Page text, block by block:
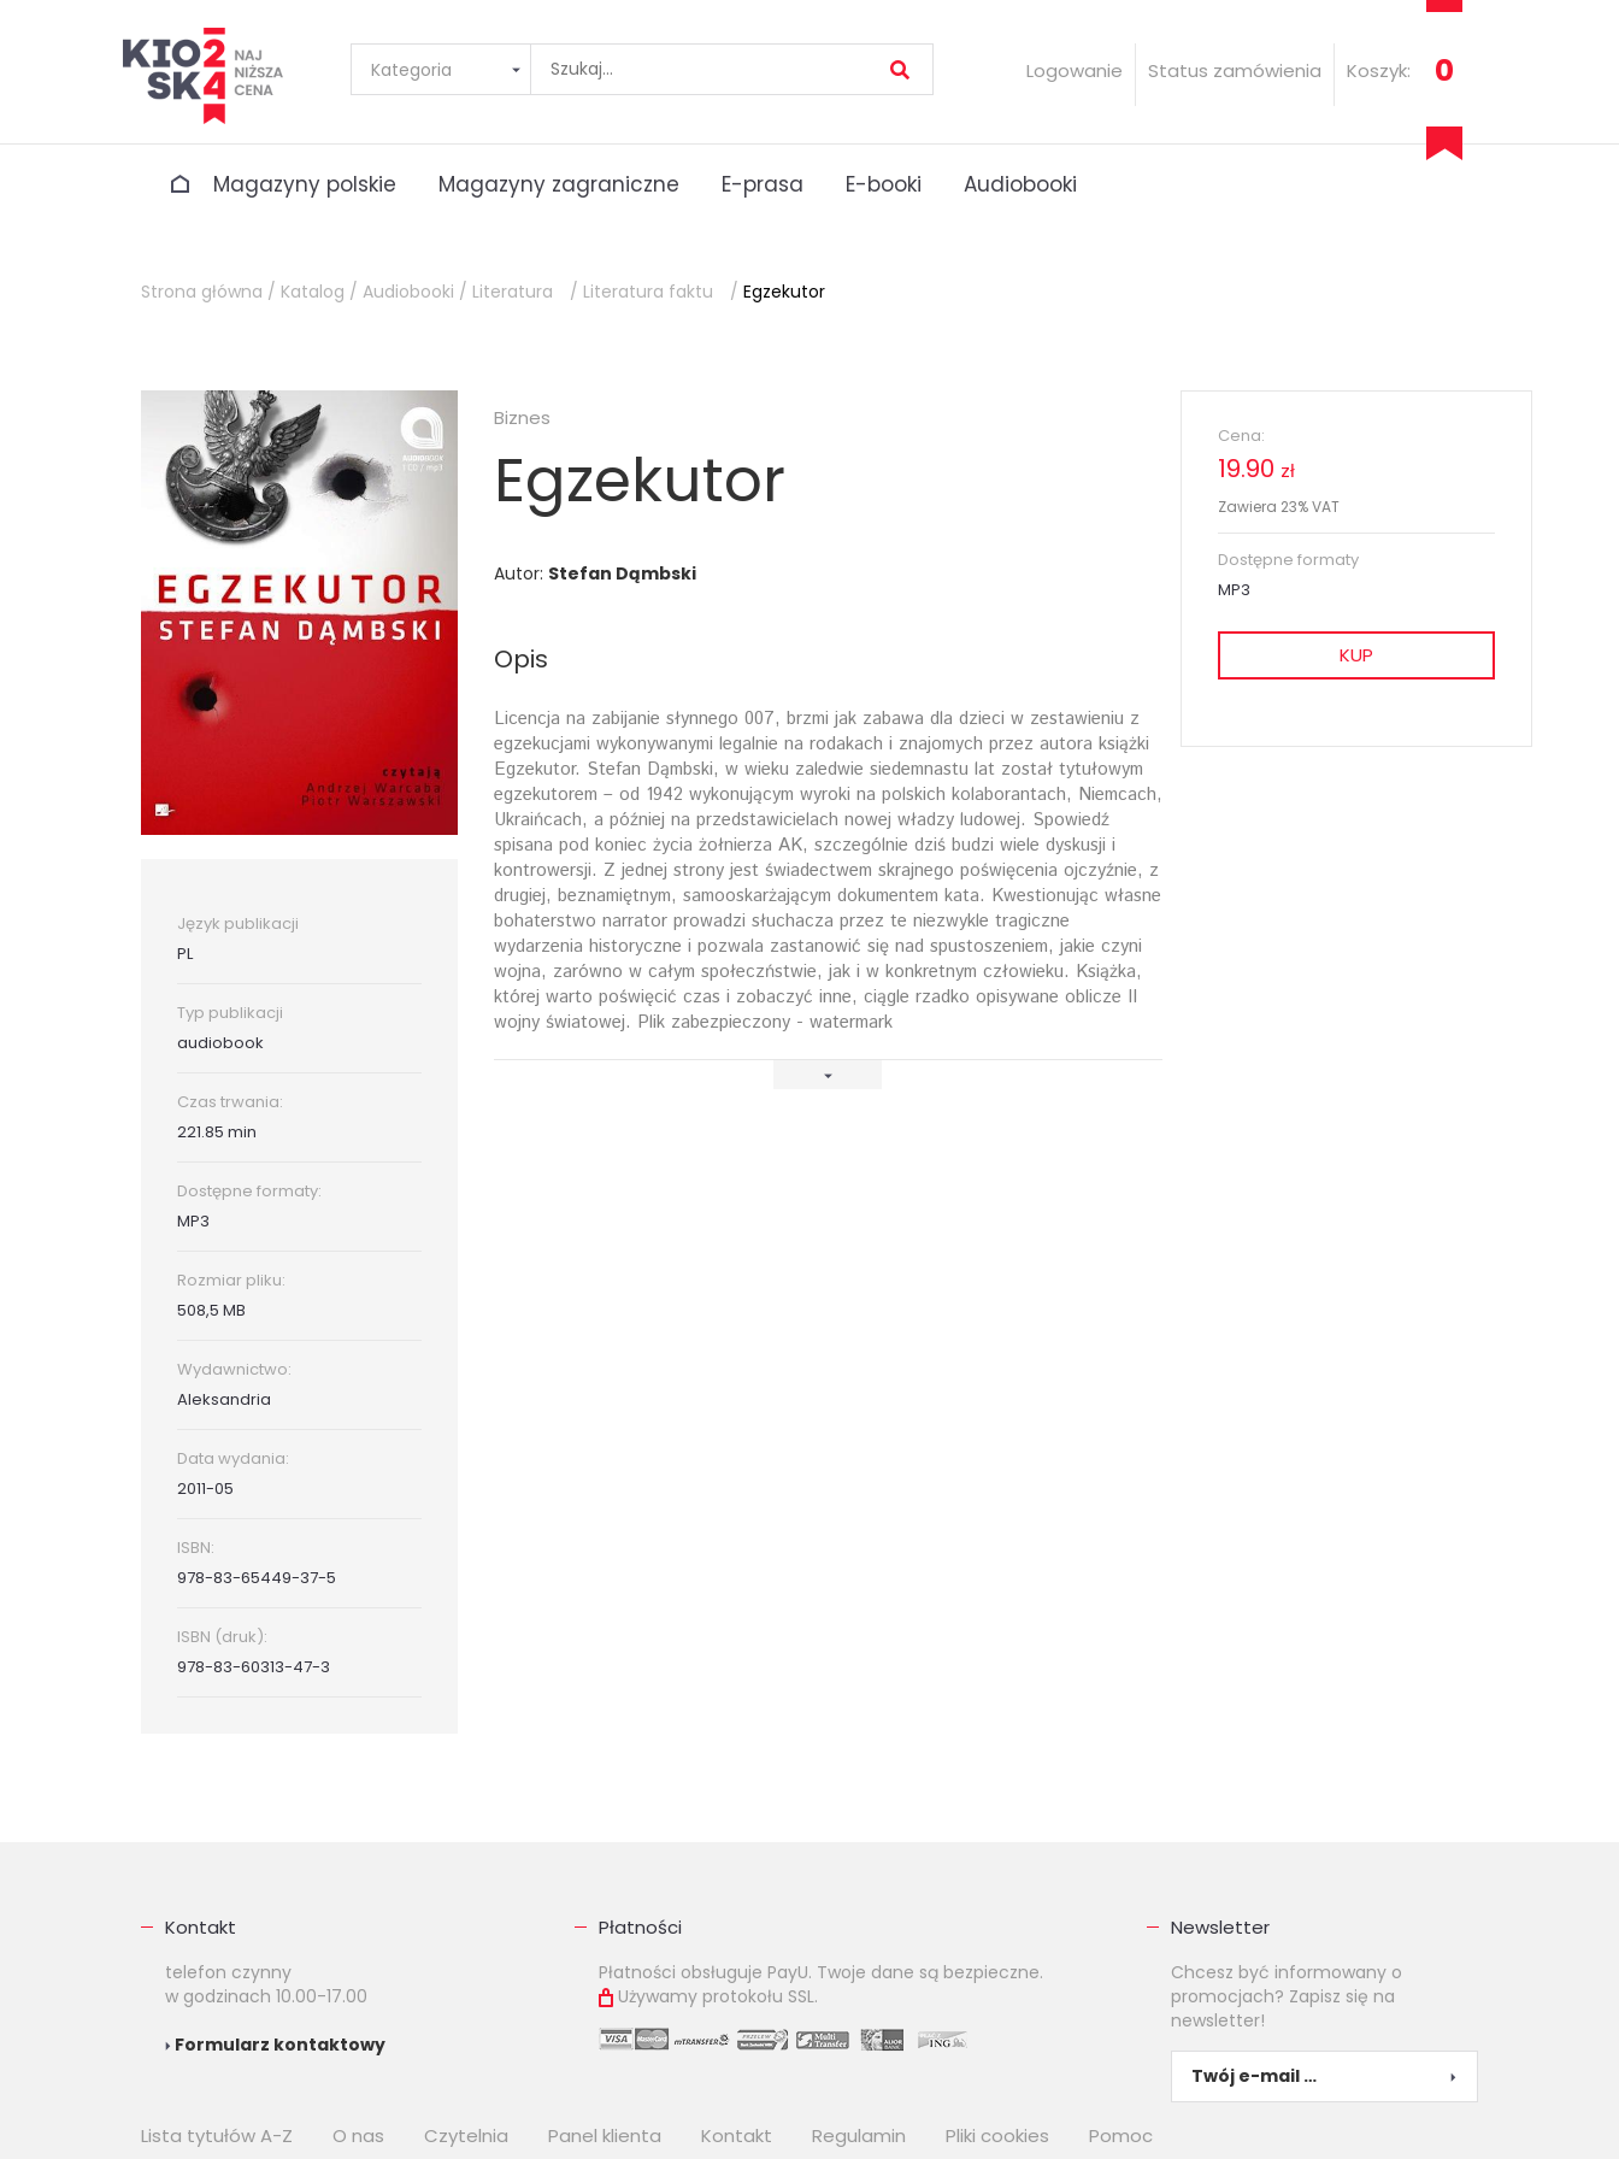
Logowanie Status zamówienia Koszyk: 0
Magazyny polskie Magazyny zagraniczne E-prasa E-booki Audiobooki
Strona główna / Katalog / Audiobooki / Literatura / Literatura faktu / Egzekutor
Język publikacji
PL
Typ publikacji
audiobook
Czas trwania:
221.85 min
Dostępne formaty:
MP3
Rozmiar pliku:
508,5 MB
Wydawnictwo:
Aleksandria
Data wydania:
2011-05
ISBN:
978-83-65449-37-5
ISBN (druk):
978-83-60313-47-3
Biznes
Egzekutor
Autor: Stefan Dąmbski
Opis
Licencja na zabijanie słynnego 007, brzmi jak zabawa dla dzieci w zestawieniu z
egzekucjami wykonywanymi legalnie na rodakach i znajomych przez autora książki
Egzekutor. Stefan Dąmbski, w wieku zaledwie siedemnastu lat został tytułowym
egzekutorem – od 1942 wykonującym wyroki na polskich kolaborantach, Niemcach,
Ukraińcach, a później na przedstawicielach nowej władzy ludowej. Spowiedź
spisana pod koniec życia żołnierza AK, szczególnie dziś budzi wiele dyskusji i
kontrowersji. Z jednej strony jest świadectwem skrajnego poświęcenia ojczyźnie, z
drugiej, beznamiętnym, samooskarżającym dokumentem kata. Kwestionując własne
bohaterstwo narrator prowadzi słuchacza przez te niezwykle tragiczne
wydarzenia historyczne i pozwala zastanowić się nad spustoszeniem, jakie czyni
wojna, zarówno w całym społeczństwie, jak i w konkretnym człowieku. Książka,
której warto poświęcić czas i zobaczyć inne, ciągle rzadko opisywane oblicze II
wojny światowej. Plik zabezpieczony - watermark
Cena:
19.90 zł
Zawiera 23% VAT
Dostępne formaty
MP3
KUP
Kontakt
telefon czynny
w godzinach 10.00-17.00
Formularz kontaktowy
Płatności
Płatności obsługuje PayU. Twoje dane są bezpieczne.
Używamy protokołu SSL.
Newsletter
Chcesz być informowany o
promocjach? Zapisz się na
newsletter!
Lista tytułów A-Z O nas Czytelnia Panel klienta Kontakt Regulamin Pliki cookies Pomoc